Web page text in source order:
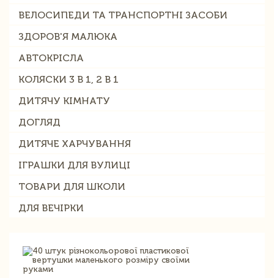
ВЕЛОСИПЕДИ ТА ТРАНСПОРТНІ ЗАСОБИ
ЗДОРОВ'Я МАЛЮКА
АВТОКРІСЛА
КОЛЯСКИ 3 В 1, 2 В 1
ДИТЯЧУ КІМНАТУ
ДОГЛЯД
ДИТЯЧЕ ХАРЧУВАННЯ
ІГРАШКИ ДЛЯ ВУЛИЦІ
ТОВАРИ ДЛЯ ШКОЛИ
ДЛЯ ВЕЧІРКИ